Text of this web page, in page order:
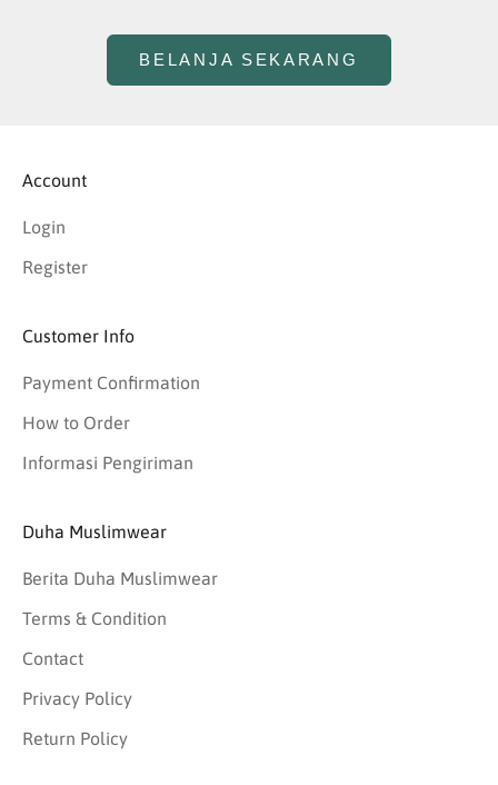
Pine Green
BELANJA SEKARANG
Account
Login
Register
Customer Info
Payment Confirmation
How to Order
Informasi Pengiriman
Duha Muslimwear
Berita Duha Muslimwear
Terms & Condition
Contact
Privacy Policy
Return Policy